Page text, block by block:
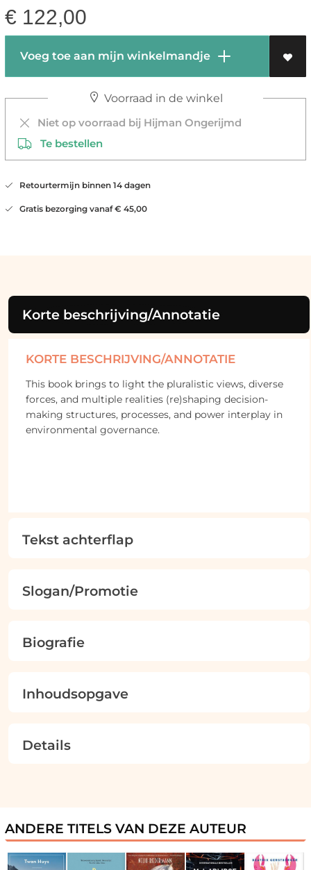
€ 122,00
Voeg toe aan mijn winkelmandje
Voorraad in de winkel
Niet op voorraad bij Hijman Ongerijmd
Te bestellen
Retourtermijn binnen 14 dagen
Gratis bezorging vanaf € 45,00
Korte beschrijving/Annotatie
KORTE BESCHRIJVING/ANNOTATIE
This book brings to light the pluralistic views, diverse
forces, and multiple realities (re)shaping decision-
making structures, processes, and power interplay in
environmental governance.
Tekst achterflap
Slogan/Promotie
Biografie
Inhoudsopgave
Details
ANDERE TITELS VAN DEZE AUTEUR